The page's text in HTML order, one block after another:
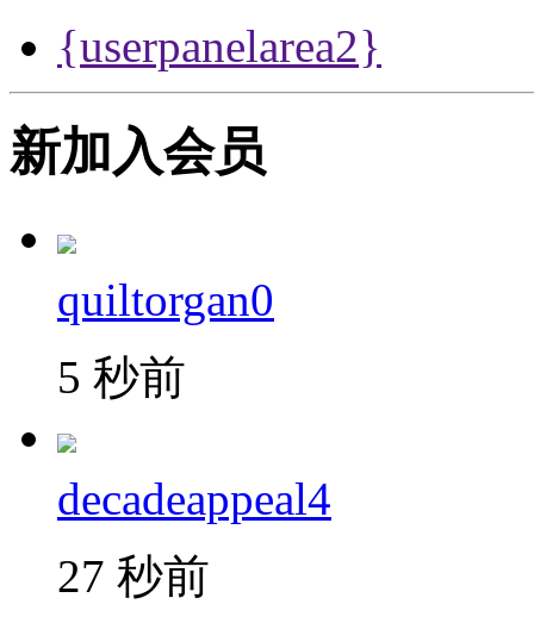
{userpanelarea2}
新加入会员
quiltorgan0
5 秒前
decadeappeal4
27 秒前